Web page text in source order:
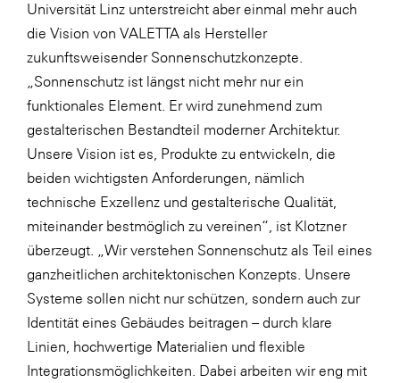
Universität Linz unterstreicht aber einmal mehr auch
die Vision von VALETTA als Hersteller
zukunftsweisender Sonnenschutzkonzepte.
„Sonnenschutz ist längst nicht mehr nur ein
funktionales Element. Er wird zunehmend zum
gestalterischen Bestandteil moderner Architektur.
Unsere Vision ist es, Produkte zu entwickeln, die
beiden wichtigsten Anforderungen, nämlich
technische Exzellenz und gestalterische Qualität,
miteinander bestmöglich zu vereinen“, ist Klotzner
überzeugt. „Wir verstehen Sonnenschutz als Teil eines
ganzheitlichen architektonischen Konzepts. Unsere
Systeme sollen nicht nur schützen, sondern auch zur
Identität eines Gebäudes beitragen – durch klare
Linien, hochwertige Materialien und flexible
Integrationsmöglichkeiten. Dabei arbeiten wir eng mit